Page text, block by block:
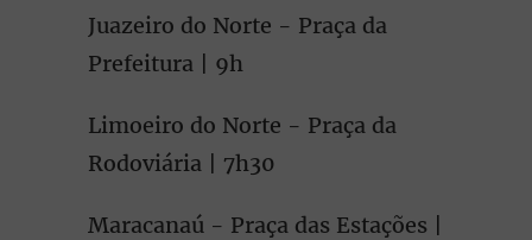
Juazeiro do Norte - Praça da
Prefeitura | 9h
Limoeiro do Norte - Praça da
Rodoviária | 7h30
Maracanaú - Praça das Estações |